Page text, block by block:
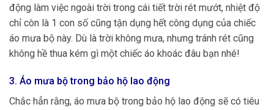
động làm việc ngoài trời trong cái tiết trời rét mướt, nhiệt độ
chỉ còn là 1 con số cũng tận dụng hết công dụng của chiếc
áo mưa bộ này. Dù là trời không mưa, nhưng tránh rét cũng
không hề thua kém gì một chiếc áo khoác đâu bạn nhé!
3. Áo mưa bộ trong bảo hộ lao động
Chắc hẳn rằng, áo mưa bộ trong bảo hộ lao động sẽ có tiêu